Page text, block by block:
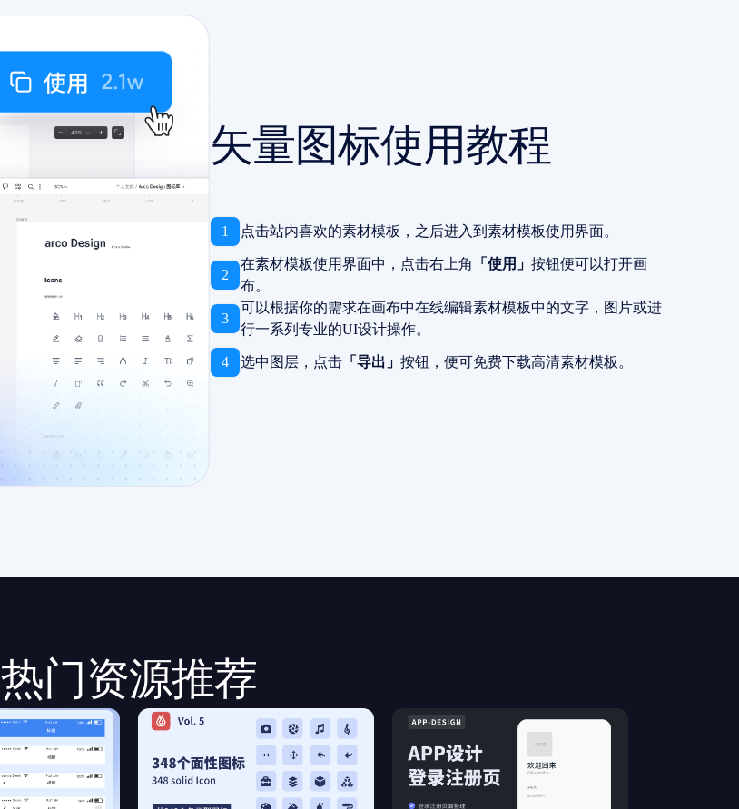
矢量图标使用教程
1 点击站内喜欢的素材模板，之后进入到素材模板使用界面。
2
在素材模板使用界面中，点击右上角 「使用」 按钮便可以打开画
布。
3
可以根据你的需求在画布中在线编辑素材模板中的文字，图片或进
行一系列专业的UI设计操作。
4 选中图层，点击 「导出」 按钮，便可免费下载高清素材模板。
热门资源推荐